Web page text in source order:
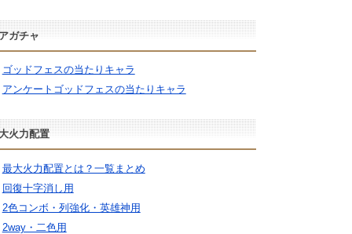
ガチャ
ゴッドフェスの当たりキャラ
アンケートゴッドフェスの当たりキャラ
火力配置
最大火力配置とは？一覧まとめ
回復十字消し用
2色コンボ・列強化・英雄神用
2way・二色用